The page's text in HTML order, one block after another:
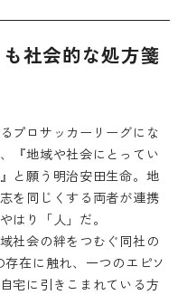
社会的な処方箋
プロサッカーリーグにな
『地域や社会にとってい
と願う明治安田生命。地
を同じくする両者が連携
はり「人」だ。
社会の絆をつむぐ同社の
在に触れ、一つのエピソ
宅に引きこまれている方